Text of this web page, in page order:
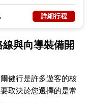
詳細行程
與向導裝備開
健行是許多遊客的核
取決於您選擇的是常